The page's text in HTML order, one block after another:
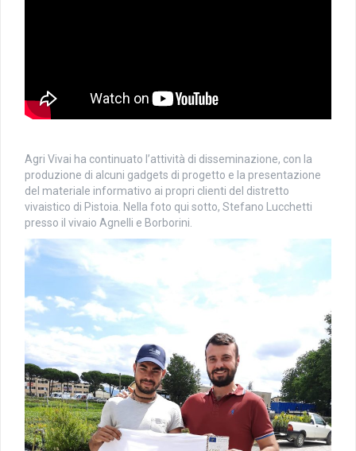
Agri Vivai ha continuato l’attività di disseminazione, con la
produzione di alcuni gadgets di progetto e la presentazione
del materiale informativo ai propri clienti del distretto
vivaistico di Pistoia. Nella foto qui sotto, Stefano Lucchetti
presso il vivaio Agnelli e Borborini.